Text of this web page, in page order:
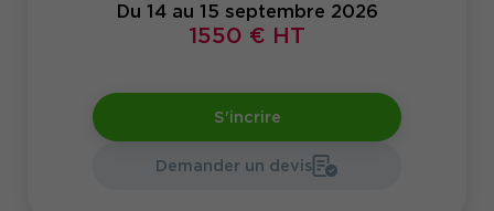
Du 14 au 15 septembre 2026
1550 € HT
S'incrire
Demander un devis